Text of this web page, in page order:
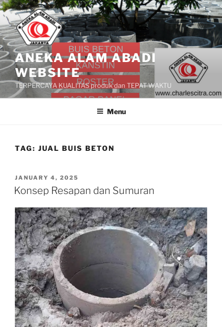
Skip
to
content
ANEKA ALAM ABADI
WEBSITE
TERPERCAYA KUALITAS produk dan TEPAT WAKTU
Menu
TAG: JUAL BUIS BETON
POSTED
ON
JANUARY 4, 2025
Konsep Resapan dan Sumuran